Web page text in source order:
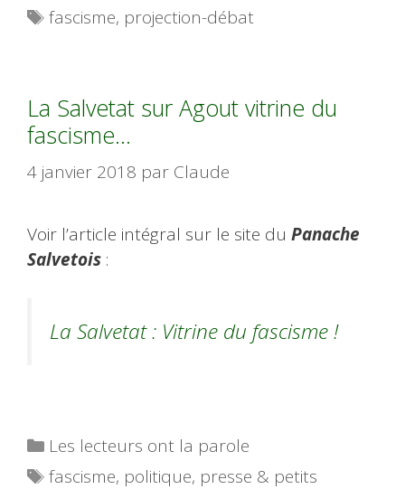
Étiquettes
fascisme, projection-débat
La Salvetat sur Agout vitrine du
fascisme…
4 janvier 2018 par Claude
Voir l’article intégral sur le site du Panache
Salvetois :
La Salvetat : Vitrine du fascisme !
Catégories
Les lecteurs ont la parole
Étiquettes
fascisme, politique, presse & petits